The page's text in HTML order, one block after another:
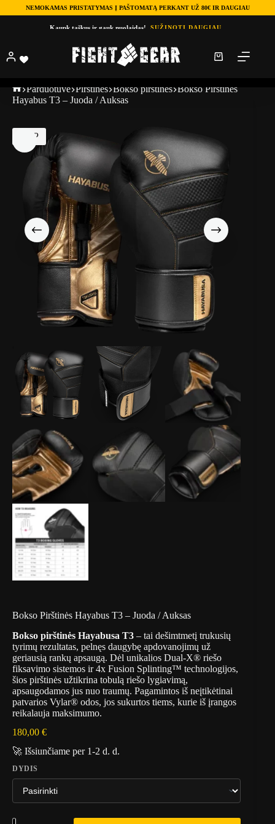
NEMOKAMAS PRISTATYMAS Į PAŠTOMATĄ PERKANT UŽ 80€ IR DAUGIAU
Kaupk taškus ir gauk nuolaidas! SUŽINOTI DAUGIAU
Parduotuve Pirštinės Bokso pirštinės Bokso Pirštinės
Hayabus T3 – Juoda / Auksas
TOP
Bokso Pirštinės Hayabus T3 – Juoda / Auksas
Bokso pirštinės Hayabusa T3 – tai dešimtmetį trukusių
tyrimų rezultatas, pelnęs daugybę apdovanojimų už
geriausią rankų apsaugą. Dėl unikalios Dual-X® riešo
fiksavimo sistemos ir 4x Fusion Splinting™ technologijos,
šios pirštinės užtikrina tobulą riešo lygiavimą,
apsaugodamos jus nuo traumų. Pagamintos iš neįtikėtinai
patvarios Vylar® odos, jos sukurtos tiems, kurie iš įrangos
reikalauja maksimumo.
180,00 €
🚀 Išsiunčiame per 1-2 d. d.
DYDIS